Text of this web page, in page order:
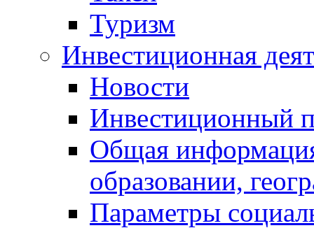
Туризм
Инвестиционная
Новости
Инвестиционный
Общая
образовании,
Параметры